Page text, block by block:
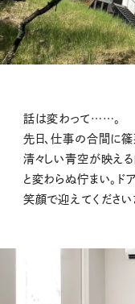
話は変わって……。
先日、仕事の合間に篠
清々しい青空が映え
と変わらぬ佇まい。
笑顔で迎えてください